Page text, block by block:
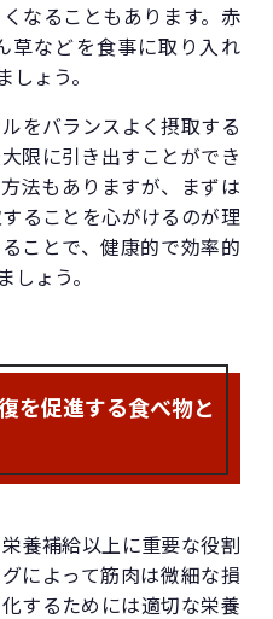
なることもあります。赤
草などを食事に取り入れ
ょう。
をバランスよく摂取する
限に引き出すことができ
法もありますが、まずは
ることを心がけるのが理
ことで、健康的で効率的
しょう。
を促進する食べ物と
養補給以上に重要な役割
によって筋肉は微細な損
するためには適切な栄養